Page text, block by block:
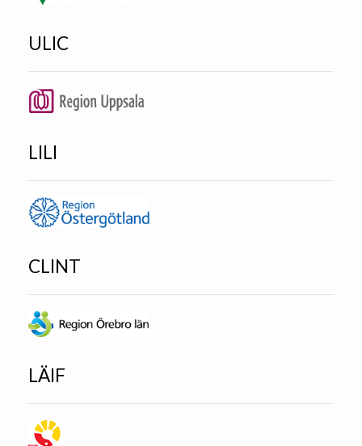
ULIC
LILI
CLINT
LÄIF